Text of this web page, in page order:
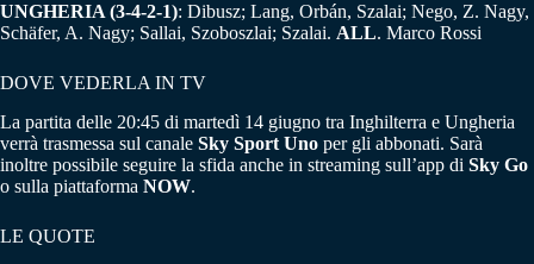
UNGHERIA (3-4-2-1): Dibusz; Lang, Orbán, Szalai; Nego, Z. Nagy,
Schäfer, A. Nagy; Sallai, Szoboszlai; Szalai. ALL. Marco Rossi
DOVE VEDERLA IN TV
La partita delle 20:45 di martedì 14 giugno tra Inghilterra e Ungheria
verrà trasmessa sul canale Sky Sport Uno per gli abbonati. Sarà
inoltre possibile seguire la sfida anche in streaming sull’app di Sky Go
o sulla piattaforma NOW.
LE QUOTE